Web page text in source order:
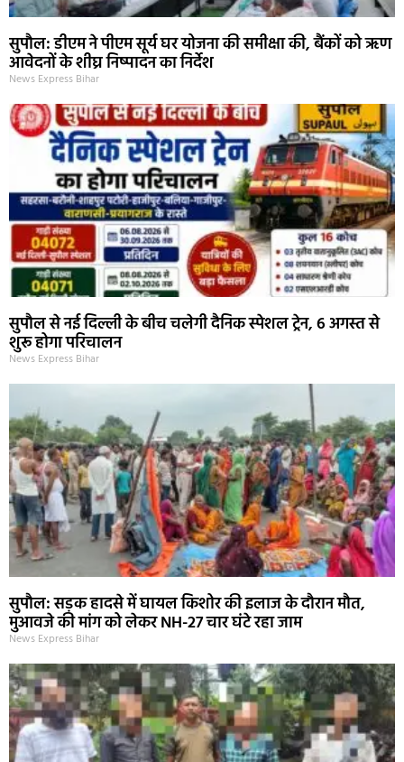
सुपौल: डीएम ने पीएम सूर्य घर योजना की समीक्षा की, बैंकों को ऋण
आवेदनों के शीघ्र निष्पादन का निर्देश
News Express Bihar
सुपौल से नई दिल्ली के बीच चलेगी दैनिक स्पेशल ट्रेन, 6 अगस्त से
शुरू होगा परिचालन
News Express Bihar
सुपौल: सड़क हादसे में घायल किशोर की इलाज के दौरान मौत,
मुआवजे की मांग को लेकर NH-27 चार घंटे रहा जाम
News Express Bihar